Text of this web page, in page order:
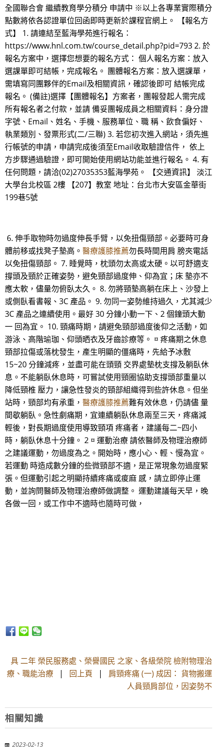
全國聯合會 繼續教育學分積分 申請中 ※以上各專業實際積分
點數將依各認證單位回函即時更新於課程官網上。 【報名方
式】 1. 請連結至藍海學苑進行報名：
https://www.hnl.com.tw/course_detail.php?pid=793 2. 於
報名方案中，選擇您想要的報名方式： 個人報名方案：放入
選課單即可結帳，完成報名。 團體報名方案：放入選課單，
需填寫同團夥伴的Email及相關資訊，確認後即可 結帳完成
報名。 (備註)選擇【團體報名】方案者，團報發起人需完成
所有報名者之付款，並請 備妥團報成員之相關資料：身分證
字號、Email、姓名、手機、服務單位、職 稱、飲食偏好、
執業類別、發票形式(二/三聯) 3. 若您初次進入網站，須先進
行帳號的申請，申請完成後須至Email收取驗證信件， 依上
方步驟通過驗證，即可開始使用網站功能並進行報名。 4. 有
任何問題，請洽(02)27035353藍海學苑。 【交通資訊】 淡江
大學台北校區 2樓 【207】教室 地址：台北市大安區金華街
199巷5號
6. 伸手取物時勿過度伸長手臂，以免扭傷頸部。必要時可身
體前移或找凳子墊高。 醫療護膝推薦勿長時間用肩 膀夾電話
以免扭傷頸部。 7. 睡覺時，枕頭勿太高或太硬。以可舒適支
撐頭及頸於正確姿勢，避免頸部過度伸、仰為宜；床 墊亦不
應太軟，儘量勿俯臥太久。 8. 勿將頸墊高躺在床上、沙發上
或側臥看書報、3C 產品。 9. 勿同一姿勢維持過久，尤其減少
3C 產品之連續使用。最好 30 分鐘小動一下、2 個鐘頭大動
一 回為宜。 10. 頸痛時期，請避免頸部過度後仰之活動，如
游泳、高階瑜珈、仰頭晒衣及牙齒診療等。 ¤ 疼痛期之休息
頸部拉傷或落枕發生，產生明顯的僵痛時，先給予冰敷
15~20 分鐘減疼，並盡可能在頭頸 交界處墊枕支撐及躺臥休
息。不能躺臥休息時，可嘗試使用頸圈協助支撐頭部重量以
降低頸椎 壓力，讓急性發炎的頸部組織得到些許休息。但坐
站時，頸部均有承重， 醫療護膝推薦難有效休息，仍請儘 量
間歇躺臥。急性劇痛期，宜連續躺臥休息兩至三天，疼痛減
輕後，對長期過度使用導致頸項 疼痛者，建議每二~四小
時，躺臥休息十分鐘。 2 ¤ 運動治療 請依醫師及物理治療師
之建議運動，勿過度為之。開始時，應小心、輕、慢為宜。
若運動 時造成數分鐘的些微頸部不適，是正常現象勿過度緊
張。但運動引起之明顯持續疼痛或痠麻 感，請立即停止運
動，並詢問醫師及物理治療師做調整。 運動建議每天早，晚
各做一回，或工作中不適時也隨時可做，
具 二年 榮民服務處、榮譽國民 之家、各級榮院 檢附物理治
療、職能治療 | 回上頁 | 肩頸疼痛 (一) 成因： 貨物搬運
人員頸肩部位，因姿勢不
相關知識
2023-02-13